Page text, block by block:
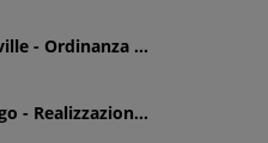
- Ordinanza ...
- Realizzazion...